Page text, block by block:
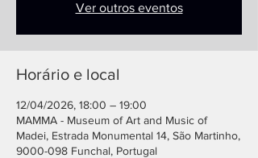
Ver outros eventos
Horário e local
12/04/2026, 18:00 – 19:00
MAMMA - Museum of Art and Music of
Madei, Estrada Monumental 14, São Martinho,
9000-098 Funchal, Portugal